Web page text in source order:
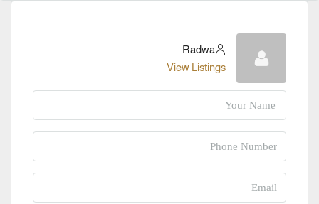
Radwa
View Listings